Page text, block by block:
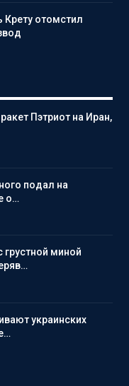
Крету отомстил
Пэтриот на Иран,
подал на
о…
грустной миной
украинских